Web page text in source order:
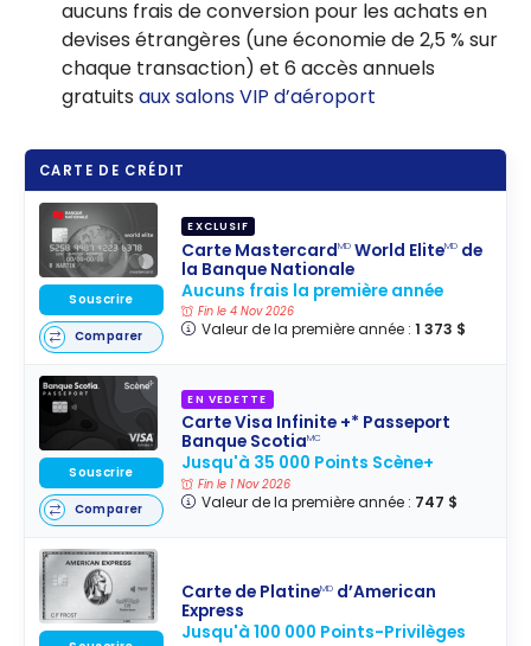
aucuns frais de conversion pour les achats en
devises étrangères (une économie de2,5 % sur
chaque transaction) et 6 accès annuels
gratuits aux salons VIP d’aéroport
CARTE DE CRÉDIT
EXCLUSIF
Carte MastercardMD World EliteMD de
la Banque Nationale
Aucuns frais la première année
Fin le 4 Nov 2026
Valeur de la première année : 1 373 $
Souscrire
Comparer
EN VEDETTE
Carte Visa Infinite +* Passeport
Banque ScotiaMC
Jusqu'à 35 000 Points Scène+
Fin le 1 Nov 2026
Valeur de la première année : 747 $
Souscrire
Comparer
Carte de PlatineMD d’American
Express
Jusqu'à 100 000 Points-Privilèges